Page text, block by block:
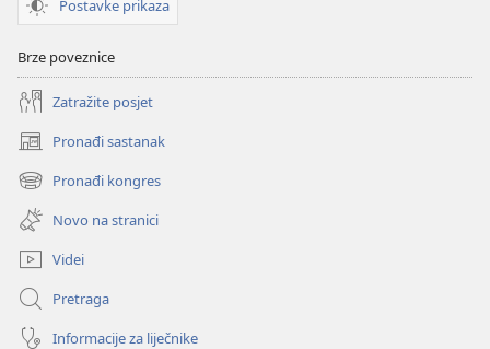
Postavke prikaza
Brze poveznice
Zatražite posjet
Pronađi sastanak
(otvara
se
novi
prozor)
Pronađi kongres
(otvara
se
novi
prozor)
Novo na stranici
Videi
Pretraga
Informacije za liječnike